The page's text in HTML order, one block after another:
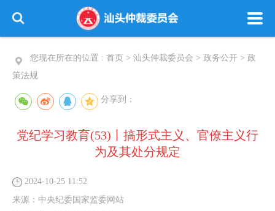
您现在所在的位置 : 首页 > 汕头仲裁委员会 > 政务公开 > 政
策法规
分享到：
党纪学习教育(53)丨搞形式主义、官僚主义行
为及其处分规定
2024-10-25 11:52
来源： 中央纪委国家监委网站